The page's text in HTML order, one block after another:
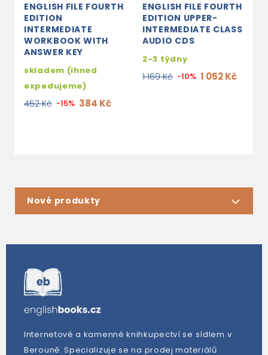
ENGLISH FILE FOURTH
EDITION
INTERMEDIATE
WORKBOOK WITH
ANSWER KEY
skladem (ihned
expedujeme)
452 Kč -15% 384 Kč
ENGLISH FILE FOURTH
EDITION UPPER-
INTERMEDIATE CLASS
AUDIO CDS
2-3 týdny
1 169 Kč -10% 1 052 Kč
Nové produkty
Internetové a kamenné knihkupectví se sídlem v
Berouně. Specializuje se na prodej materiálů